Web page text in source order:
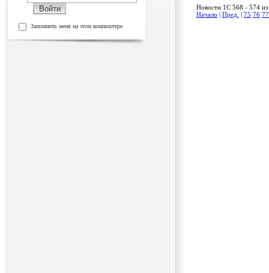
Запомнить меня на этом компьютере
Новости 1C 568 - 574
Начало
Пред. 75 76 77